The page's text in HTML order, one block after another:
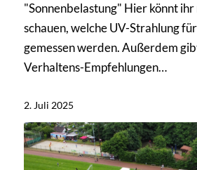
"Sonnenbelastung" Hier könnt ihr
schauen, welche UV-Strahlung
gemessen werden. Außerdem
Verhaltens-Empfehlungen…
2. Juli 2025